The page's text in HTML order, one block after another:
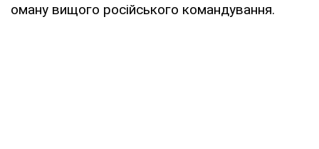
оману вищого російського командування.